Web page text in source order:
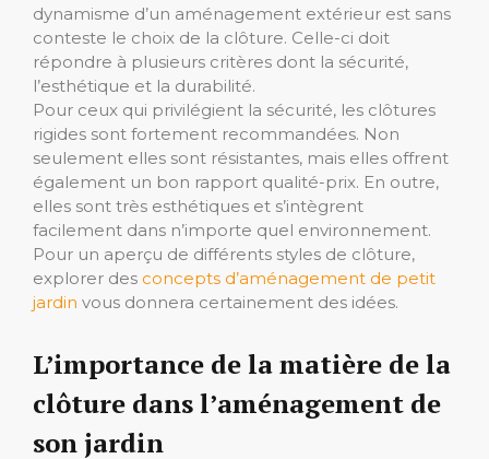
dynamisme d’un aménagement extérieur est sans
conteste le choix de la clôture. Celle-ci doit
répondre à plusieurs critères dont la sécurité,
l’esthétique et la durabilité.
Pour ceux qui privilégient la sécurité, les clôtures
rigides sont fortement recommandées. Non
seulement elles sont résistantes, mais elles offrent
également un bon rapport qualité-prix. En outre,
elles sont très esthétiques et s’intègrent
facilement dans n’importe quel environnement.
Pour un aperçu de différents styles de clôture,
explorer des concepts d’aménagement de petit
jardin vous donnera certainement des idées.
L’importance de la matière de la
clôture dans l’aménagement de
son jardin